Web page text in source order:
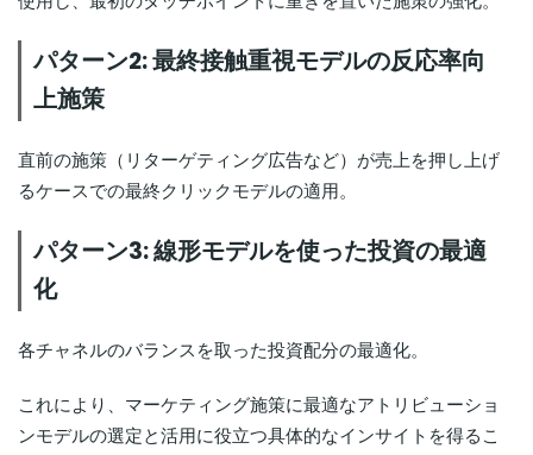
パターン2: 最終接触重視モデルの反応率向
上施策
直前の施策（リターゲティング広告など）が売上を押し上げ
るケースでの最終クリックモデルの適用。
パターン3: 線形モデルを使った投資の最適
化
各チャネルのバランスを取った投資配分の最適化。
これにより、マーケティング施策に最適なアトリビューショ
ンモデルの選定と活用に役立つ具体的なインサイトを得るこ